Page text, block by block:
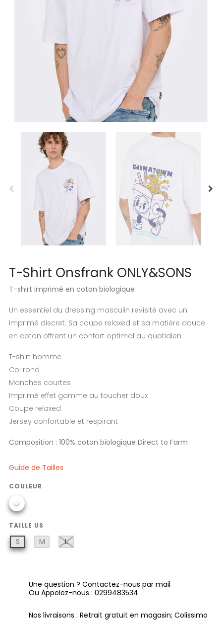
T-Shirt Onsfrank ONLY&SONS
T-shirt imprimé en coton biologique
Un essentiel du dressing masculin revisité avec un
imprimé discret. Sa coupe relaxed et sa matière douce
en coton offrent un confort optimal au quotidien.
T-shirt homme
Col rond
Manches courtes
Imprimé effet gomme au toucher doux
Coupe relaxed
Jersey confortable et respirant
Composition : 100% coton biologique Direct to Farm
Guide de Tailles
COULEUR
TAILLE US
S M L
Une question ? Contactez-nous par mail
Ou Appelez-nous : 0299483534
Nos livraisons : Retrait gratuit en magasin; Colissimo